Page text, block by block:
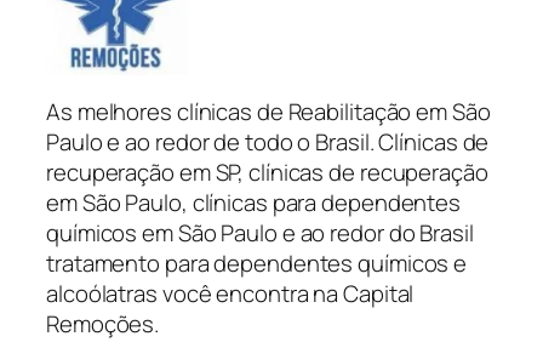
As melhores clínicas de Reabilitação em São
Paulo e ao redor de todo o Brasil. Clínicas de
recuperação em SP, clínicas de recuperação
em São Paulo, clínicas para dependentes
químicos em São Paulo e ao redor do Brasil
tratamento para dependentes químicos e
alcoólatras você encontra na Capital
Remoções.